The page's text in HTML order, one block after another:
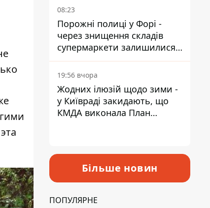
08:23
Порожні полиці у Форі -
через знищення складів
супермаркети залишилися
без асортименту
19:56 вчора
Жодних ілюзій щодо зими -
у Київраді закидають, що
КМДА виконала План
Більше новин
ПОПУЛЯРНЕ